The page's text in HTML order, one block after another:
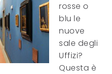
rosse o
blu le
nuove
sale degli
Uffizi?
Questa è